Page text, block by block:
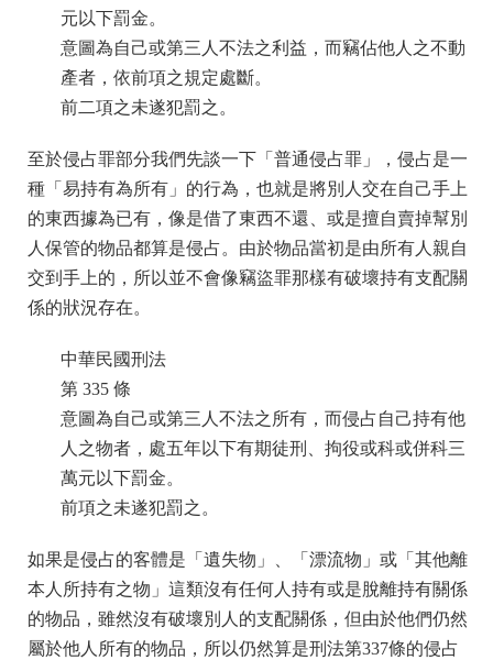
元以下罰金。
意圖為自己或第三人不法之利益，而竊佔他人之不動
產者，依前項之規定處斷。
前二項之未遂犯罰之。
至於侵占罪部分我們先談一下「普通侵占罪」，侵占是一
種「易持有為所有」的行為，也就是將別人交在自己手上
的東西據為已有，像是借了東西不還、或是擅自賣掉幫別
人保管的物品都算是侵占。由於物品當初是由所有人親自
交到手上的，所以並不會像竊盜罪那樣有破壞持有支配關
係的狀況存在。
中華民國刑法
第 335 條
意圖為自己或第三人不法之所有，而侵占自己持有他
人之物者，處五年以下有期徒刑、拘役或科或併科三
萬元以下罰金。
前項之未遂犯罰之。
如果是侵占的客體是「遺失物」、「漂流物」或「其他離
本人所持有之物」這類沒有任何人持有或是脫離持有關係
的物品，雖然沒有破壞別人的支配關係，但由於他們仍然
屬於他人所有的物品，所以仍然算是刑法第337條的侵占